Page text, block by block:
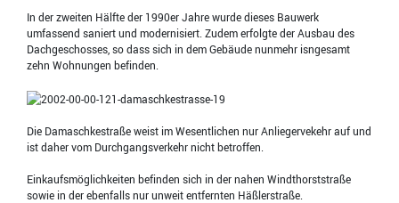
In der zweiten Hälfte der 1990er Jahre wurde dieses Bauwerk
umfassend saniert und modernisiert. Zudem erfolgte der Ausbau des
Dachgeschosses, so dass sich in dem Gebäude nunmehr isngesamt
zehn Wohnungen befinden.
Die Damaschkestraße weist im Wesentlichen nur Anliegervekehr auf und
ist daher vom Durchgangsverkehr nicht betroffen.
Einkaufsmöglichkeiten befinden sich in der nahen Windthorststraße
sowie in der ebenfalls nur unweit entfernten Häßlerstraße.